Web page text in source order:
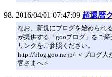
2016/04/01 07:47:09 超還暦
なお、新規にブログを始められ
が提供する「gooブログ」をご
リンクをご参照ください。
http://blog.goo.ne.jp/-＜ブログ人
客さまへ＞